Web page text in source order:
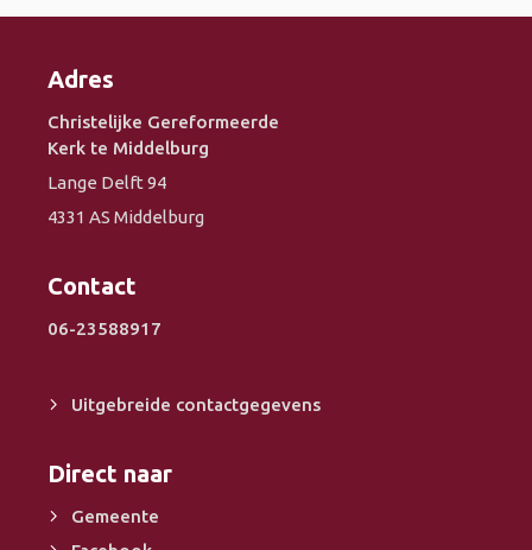
Adres
Christelijke Gereformeerde
Kerk te Middelburg
Lange Delft 94
4331 AS Middelburg
Contact
06-23588917
Uitgebreide contactgegevens
Direct naar
Gemeente